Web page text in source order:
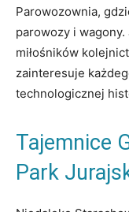
Parowozownia,
parowozy i
miłośników
zainteresuje
technologicznej
Tajemnice
Park